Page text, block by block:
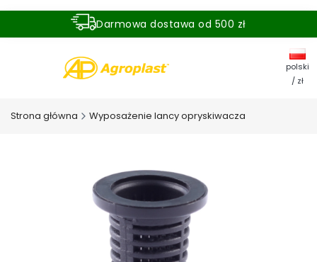
Darmowa dostawa od 500 zł
polski
/ zł
Strona główna Wyposażenie lancy opryskiwacza